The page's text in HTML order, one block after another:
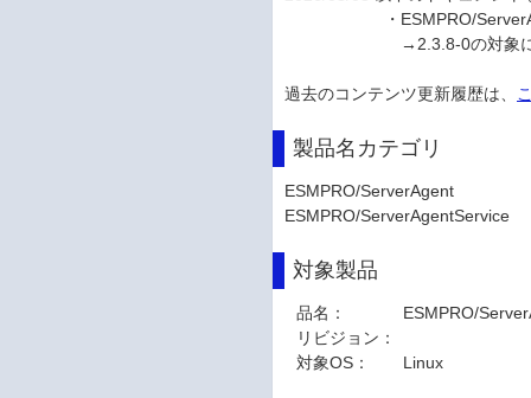
・ESMPRO/
→2.3.8-0の対象に
過去のコンテンツ更新履歴は、
製品名カテゴリ
ESMPRO/ServerAgent
ESMPRO/ServerAgentService
対象製品
品名：
ESMPRO/
リビジョン：
対象OS：
Linux